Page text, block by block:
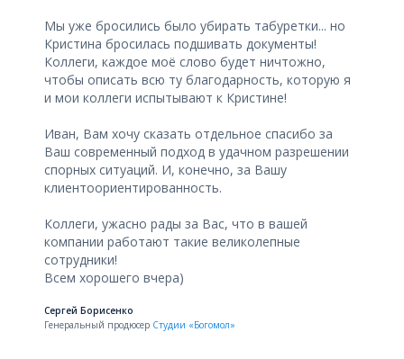
Мы уже бросились было убирать табуретки... но
Кристина бросилась подшивать документы!
Коллеги, каждое моё слово будет ничтожно,
чтобы описать всю ту благодарность, которую я
и мои коллеги испытывают к Кристине!
Иван, Вам хочу сказать отдельное спасибо за
Ваш современный подход в удачном разрешении
спорных ситуаций. И, конечно, за Вашу
клиентоориентированность.
Коллеги, ужасно рады за Вас, что в вашей
компании работают такие великолепные
сотрудники!
Всем хорошего вчера)
Сергей Борисенко
Генеральный продюсер Cтудии «Богомол»